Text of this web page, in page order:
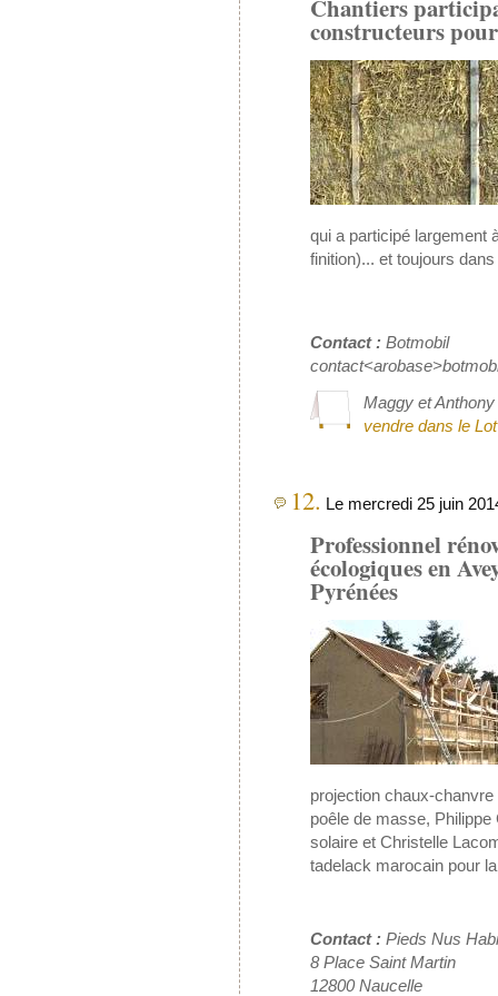
Chantiers
constructeurs
qui a participé largement
finition)... et toujours
Contact : Botmobil
Maggy et
vendre dans le
12. Le mercredi 25 juin
Professionnel
écologiques en
Pyrénées
projection chaux-
poêle de masse,
solaire et Christelle
tadelack marocain pour
Contact : Pieds Nus
8 Place Saint Martin
12800 Naucelle